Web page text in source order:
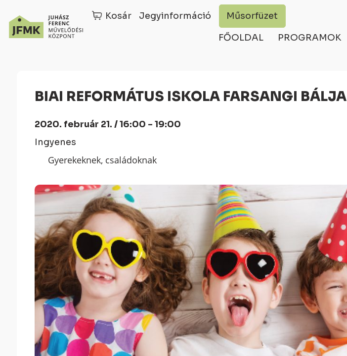
Kosár Jegyinformáció Műsorfüzet
FŐOLDAL PROGRAMOK
BIAI REFORMÁTUS ISKOLA FARSANGI BÁLJA
2020. február 21. / 16:00 - 19:00
Ingyenes
Gyerekeknek, családoknak